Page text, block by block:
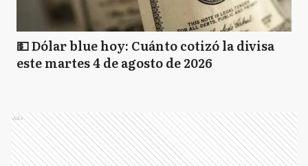
💵 Dólar blue hoy: Cuánto cotizó la divisa
este martes 4 de agosto de 2026
Ads